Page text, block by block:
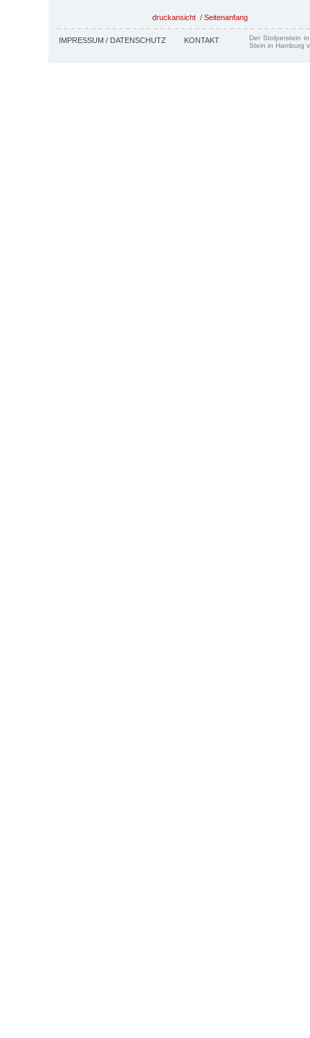
druckansicht / Seitenanfang
IMPRESSUM / DATENSCHUTZ KONTAKT
Der Stolperstein
Stein in Hamburg